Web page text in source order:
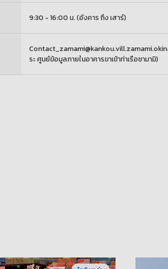
9:30 - 16:00 น. (อังคาร ถึง เสาร์)
ระ ศูนย์ข้อมูลภายในอาคารขาเข้าท่าเรือซามามิ)